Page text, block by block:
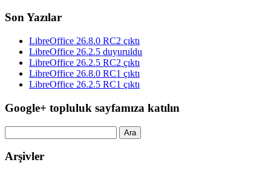
Son Yazılar
LibreOffice 26.8.0 RC2 çıktı
LibreOffice 26.2.5 duyuruldu
LibreOffice 26.2.5 RC2 çıktı
LibreOffice 26.8.0 RC1 çıktı
LibreOffice 26.2.5 RC1 çıktı
Google+ topluluk sayfamıza katılın
Arşivler